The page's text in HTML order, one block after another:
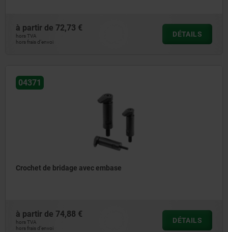
à partir de 72,73 €
hors TVA
hors frais d’envoi
DÉTAILS
04371
Crochet de bridage avec embase
à partir de 74,88 €
hors TVA
hors frais d’envoi
DÉTAILS